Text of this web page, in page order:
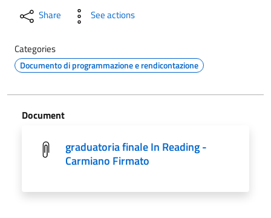
Share See actions
Categories
Documento di programmazione e rendicontazione
Document
graduatoria finale In Reading -
Carmiano Firmato